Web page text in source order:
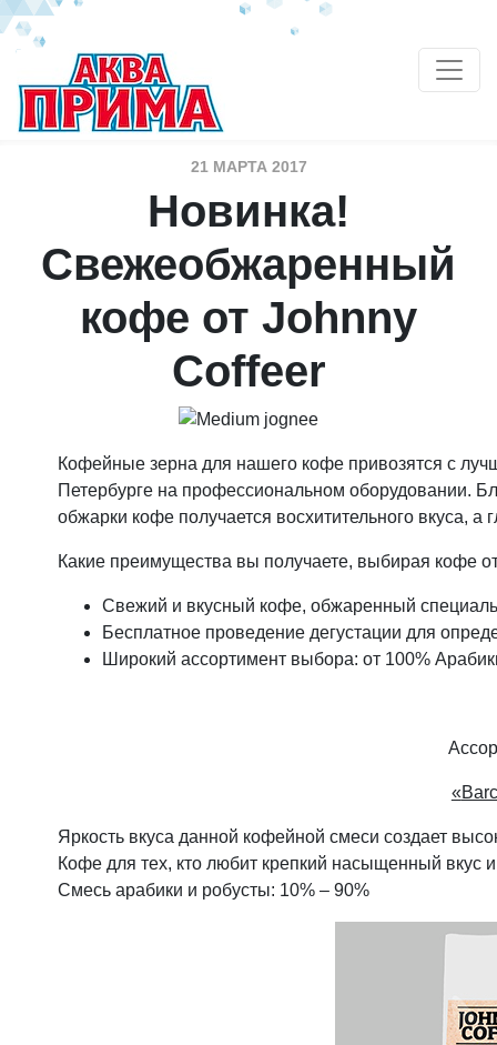
21 МАРТА 2017
Новинка!
Cвежеобжаренный
кофе от Johnny
Coffeer
Кофейные зерна для нашего кофе привозятся с
Петербурге на профессиональном оборудовании.
обжарки кофе получается восхитительного вкуса, а
Какие преимущества вы получаете, выбирая кофе
Свежий и вкусный кофе, обжаренный
Бесплатное проведение дегустации для
Широкий ассортимент выбора: от 100%
«
Яркость вкуса данной кофейной смеси создает
Кофе для тех, кто любит крепкий насыщенный вкус и
Смесь арабики и робусты: 10% – 90%